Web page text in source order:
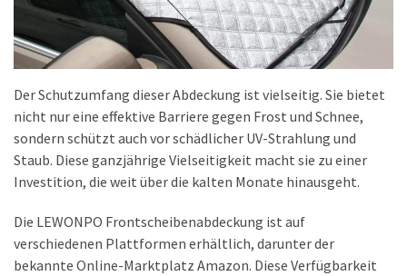
Der Schutzumfang dieser Abdeckung ist vielseitig. Sie bietet
nicht nur eine effektive Barriere gegen Frost und Schnee,
sondern schützt auch vor schädlicher UV-Strahlung und
Staub. Diese ganzjährige Vielseitigkeit macht sie zu einer
Investition, die weit über die kalten Monate hinausgeht.
Die LEWONPO Frontscheibenabdeckung ist auf
verschiedenen Plattformen erhältlich, darunter der
bekannte Online-Marktplatz Amazon. Diese Verfügbarkeit